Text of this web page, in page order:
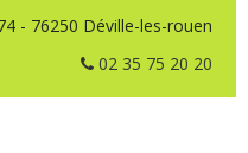
- 76250 Déville-les-rouen
02 35 75 20 20